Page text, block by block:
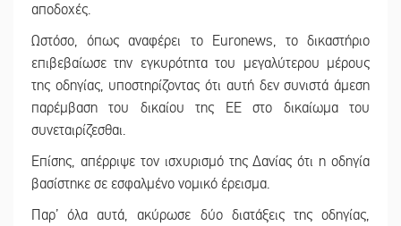
αποδοχές.
Ωστόσο, όπως αναφέρει το Euronews, το δικαστήριο
επιβεβαίωσε την εγκυρότητα του μεγαλύτερου μέρους
της οδηγίας, υποστηρίζοντας ότι αυτή δεν συνιστά άμεση
παρέμβαση του δικαίου της ΕΕ στο δικαίωμα του
συνεταιρίζεσθαι.
Επίσης, απέρριψε τον ισχυρισμό της Δανίας ότι η οδηγία
βασίστηκε σε εσφαλμένο νομικό έρεισμα.
Παρ’ όλα αυτά, ακύρωσε δύο διατάξεις της οδηγίας,